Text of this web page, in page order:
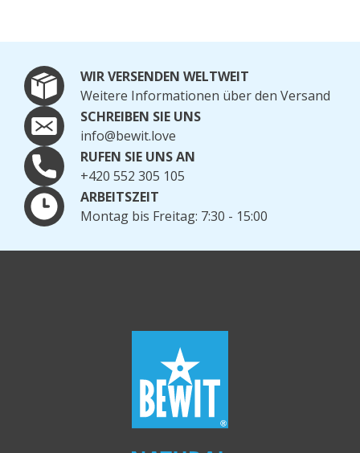
WIR VERSENDEN WELTWEIT
Weitere Informationen über den Versand
SCHREIBEN SIE UNS
info@bewit.love
RUFEN SIE UNS AN
+420 552 305 105
ARBEITSZEIT
Montag bis Freitag: 7:30 - 15:00